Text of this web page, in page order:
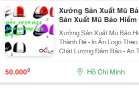
Xưởng Sản Xuất Mũ
Sản Xuất Mũ Bảo Hiểm
Xưởng Sản Xuất Mũ Bảo
Thành Rẽ - In Ấn Logo Theo Yeu Cầu.
Chât Lượng Đảm Bảo - An
Giám Sát Kiểm Tra Chất
Quy Mọi Thông Tin Sản
50.000₫ Hồ Chí Minh